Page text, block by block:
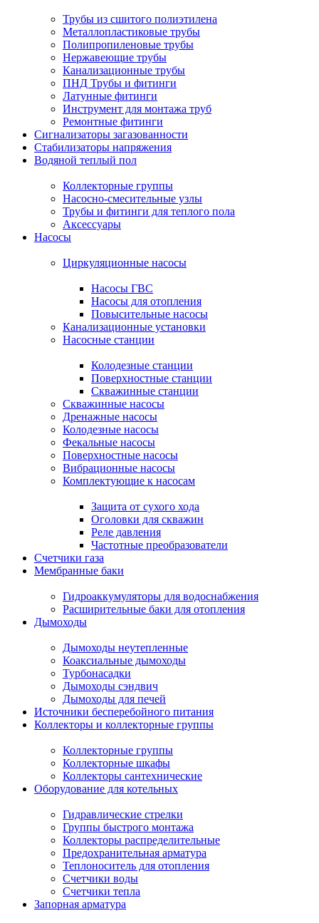
Трубы из сшитого полиэтилена
Металлопластиковые трубы
Полипропиленовые трубы
Нержавеющие трубы
Канализационные трубы
ПНД Трубы и фитинги
Латунные фитинги
Инструмент для монтажа труб
Ремонтные фитинги
Сигнализаторы загазованности
Стабилизаторы напряжения
Водяной теплый пол
Коллекторные группы
Насосно-смесительные узлы
Трубы и фитинги для теплого пола
Аксессуары
Насосы
Циркуляционные насосы
Насосы ГВС
Насосы для отопления
Повысительные насосы
Канализационные установки
Насосные станции
Колодезные станции
Поверхностные станции
Скважинные станции
Скважинные насосы
Дренажные насосы
Колодезные насосы
Фекальные насосы
Поверхностные насосы
Вибрационные насосы
Комплектующие к насосам
Защита от сухого хода
Оголовки для скважин
Реле давления
Частотные преобразователи
Счетчики газа
Мембранные баки
Гидроаккумуляторы для водоснабжения
Расширительные баки для отопления
Дымоходы
Дымоходы неутепленные
Коаксиальные дымоходы
Турбонасадки
Дымоходы сэндвич
Дымоходы для печей
Источники бесперебойного питания
Коллекторы и коллекторные группы
Коллекторные группы
Коллекторные шкафы
Коллекторы сантехнические
Оборудование для котельных
Гидравлические стрелки
Группы быстрого монтажа
Коллекторы распределительные
Предохранительная арматура
Теплоноситель для отопления
Счетчики воды
Счетчики тепла
Запорная арматура